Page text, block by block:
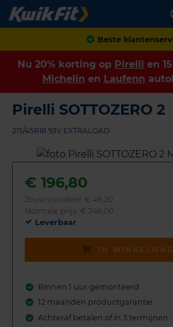
Achteraf
Nu 20% korting op Pirelli en
Michelin en Laufenn
Pirelli SOTTOZERO 2
215/45R18 93V EXTRALOAD
€ 196,80
Jouw voordeel: € 49,20
Normale prijs: € 246,00
Leverbaar
IN
Binnen 1 uur gemonteerd
12 maanden productgarantie
Achteraf betalen of in 3 termijnen